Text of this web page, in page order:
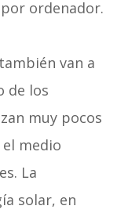
ordenador.
van a
de los
muy pocos
medio
La
solar, en